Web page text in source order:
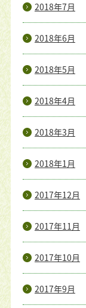
2018年7月
2018年6月
2018年5月
2018年4月
2018年3月
2018年1月
2017年12月
2017年11月
2017年10月
2017年9月